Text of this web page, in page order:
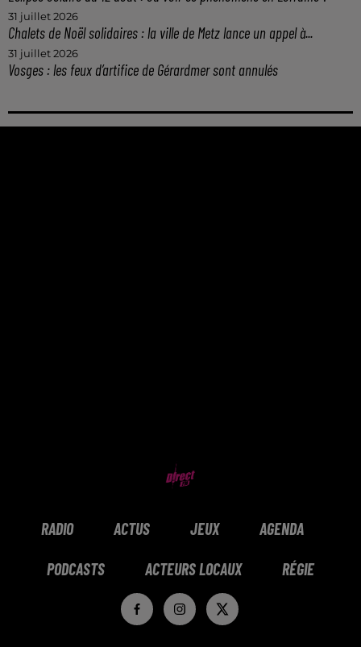
31 juillet 2026
Chalets de Noël solidaires : la ville de Metz lance un appel à...
31 juillet 2026
Vosges : les feux d’artifice de Gérardmer sont annulés
RADIO ACTUS JEUX AGENDA
PODCASTS ACTEURS LOCAUX RÉGIE